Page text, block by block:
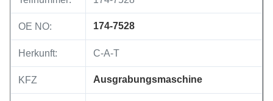
OE NO: 174-7528
Herkunft: C-A-T
KFZ Ausgrabungsmaschine